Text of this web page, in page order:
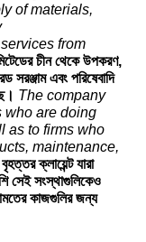
of materials,
from
চীন থেকে উপকরণ,
সরঞ্জাম এবং পরিষেবাদি
The company
who are doing
as to firms who
maintenance,
ক্লায়েন্ট যারা
সেই সংস্থাগুলিকেও
কাজগুলির জন্য